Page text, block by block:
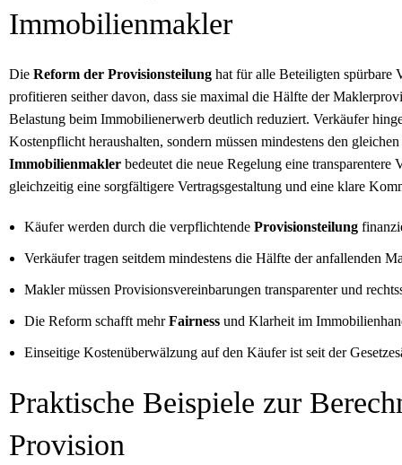
Immobilienmakler
Die Reform der Provisionsteilung hat für alle Beteiligten spürbare
profitieren seither davon, dass sie maximal die Hälfte der
Belastung beim Immobilienerwerb deutlich reduziert. Verkäufer
Kostenpflicht heraushalten, sondern müssen mindestens den
Immobilienmakler bedeutet die neue Regelung eine
gleichzeitig eine sorgfältigere Vertragsgestaltung und eine klare
Käufer werden durch die verpflichtende Provisionsteilung
Verkäufer tragen seitdem mindestens die Hälfte der anfallenden
Makler müssen Provisionsvereinbarungen transparenter und
Die Reform schafft mehrFairness und Klarheit im
Einseitige Kostenüberwälzung auf den Käufer ist seit der
Praktische Beispiele zur
Provision